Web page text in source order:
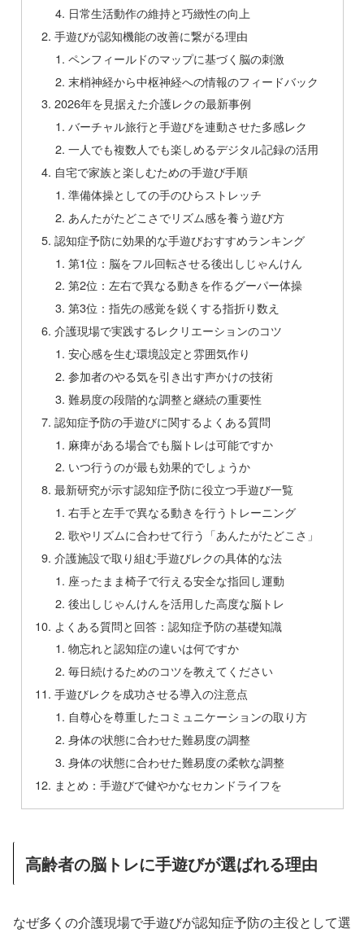
日常生活動作の維持と巧緻性の向上
手遊びが認知機能の改善に繋がる理由
ペンフィールドのマップに基づく脳の刺激
末梢神経から中枢神経への情報のフィードバック
2026年を見据えた介護レクの最新事例
バーチャル旅行と手遊びを連動させた多感レク
一人でも複数人でも楽しめるデジタル記録の活用
自宅で家族と楽しむための手遊び手順
準備体操としての手のひらストレッチ
あんたがたどこさでリズム感を養う遊び方
認知症予防に効果的な手遊びおすすめランキング
第1位：脳をフル回転させる後出しじゃんけん
第2位：左右で異なる動きを作るグーパー体操
第3位：指先の感覚を鋭くする指折り数え
介護現場で実践するレクリエーションのコツ
安心感を生む環境設定と雰囲気作り
参加者のやる気を引き出す声かけの技術
難易度の段階的な調整と継続の重要性
認知症予防の手遊びに関するよくある質問
麻痺がある場合でも脳トレは可能ですか
いつ行うのが最も効果的でしょうか
最新研究が示す認知症予防に役立つ手遊び一覧
右手と左手で異なる動きを行うトレーニング
歌やリズムに合わせて行う「あんたがたどこさ」
介護施設で取り組む手遊びレクの具体的な法
座ったまま椅子で行える安全な指回し運動
後出しじゃんけんを活用した高度な脳トレ
よくある質問と回答：認知症予防の基礎知識
物忘れと認知症の違いは何ですか
毎日続けるためのコツを教えてください
手遊びレクを成功させる導入の注意点
自尊心を尊重したコミュニケーションの取り方
身体の状態に合わせた難易度の調整
身体の状態に合わせた難易度の柔軟な調整
まとめ：手遊びで健やかなセカンドライフを
高齢者の脳トレに手遊びが選ばれる理由
なぜ多くの介護現場で手遊びが認知症予防の主役として選